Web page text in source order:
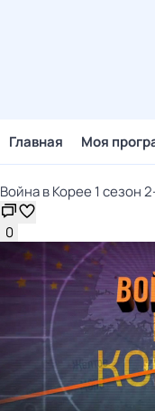
Главная Моя
Война в Корее 1 сезон
0